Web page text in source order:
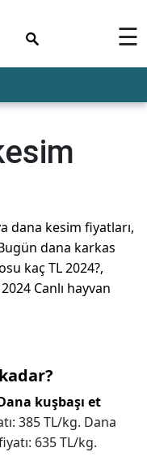
☰
dana kesim fiyatları,
dana karkas
kaç TL 2024?,
Canlı hayvan
kuşbaşı et
385 TL/kg. Dana
635 TL/kg.